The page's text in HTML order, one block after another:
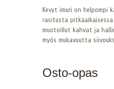
Kevyt imuri on helpompi
rasitusta pitkäaikaisessa
muotoillut kahvat ja
myös mukavuutta
Osto-opas